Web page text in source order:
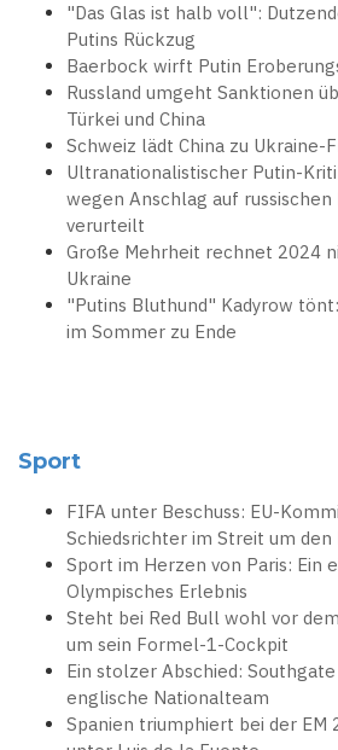
"Das Glas ist halb voll":
Putins Rückzug
Baerbock wirft Putin
Russland umgeht Sanktionen
Türkei und China
Schweiz lädt China zu Ukraine-
Ultranationalistischer Putin-
wegen Anschlag auf
verurteilt
Große Mehrheit rechnet 2024
Ukraine
"Putins Bluthund" Kadyrow
im Sommer zu Ende
Sport
FIFA unter Beschuss: EU-
Schiedsrichter im Streit um
Sport im Herzen von Paris: Ein
Olympisches Erlebnis
Steht bei Red Bull wohl vor
um sein Formel-1-Cockpit
Ein stolzer Abschied:
englische Nationalteam
Spanien triumphiert bei der EM